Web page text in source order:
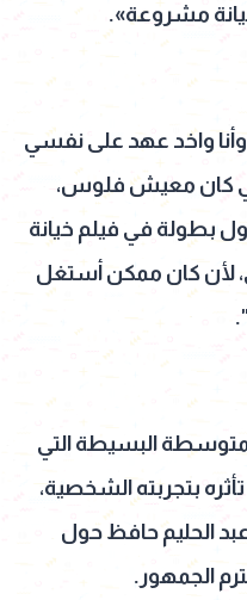
مشروعة».
واخد عهد على نفسي
كان معيش فلوس،
بطولة في فيلم خيانة
لأن كان ممكن أستغل
البسيطة التي
بتجربته الشخصية،
الحليم حافظ حول
الجمهور.